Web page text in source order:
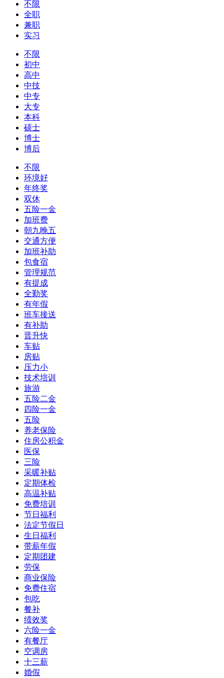
不限
全职
兼职
实习
不限
初中
高中
中技
中专
大专
本科
硕士
博士
博后
不限
环境好
年终奖
双休
五险一金
加班费
朝九晚五
交通方便
加班补助
包食宿
管理规范
有提成
全勤奖
有年假
班车接送
有补助
晋升快
车贴
房贴
压力小
技术培训
旅游
五险二金
四险一金
五险
养老保险
住房公积金
医保
三险
采暖补贴
定期体检
高温补贴
免费培训
节日福利
法定节假日
生日福利
带薪年假
定期团建
劳保
商业保险
免费住宿
包吃
餐补
绩效奖
六险一金
有餐厅
空调房
十三薪
婚假